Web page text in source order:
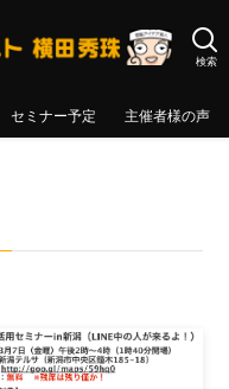
検索
セミナー予定 主催者様の声